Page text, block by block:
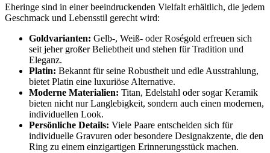
Eheringe sind in einer beeindruckenden Vielfalt erhältlich, die jedem
Geschmack und Lebensstil gerecht wird:
Goldvarianten: Gelb-, Weiß- oder Roségold erfreuen sich
seit jeher großer Beliebtheit und stehen für Tradition und
Eleganz.
Platin: Bekannt für seine Robustheit und edle Ausstrahlung,
bietet Platin eine luxuriöse Alternative.
Moderne Materialien: Titan, Edelstahl oder sogar Keramik
bieten nicht nur Langlebigkeit, sondern auch einen modernen,
individuellen Look.
Persönliche Details: Viele Paare entscheiden sich für
individuelle Gravuren oder besondere Designakzente, die den
Ring zu einem einzigartigen Erinnerungsstück machen.